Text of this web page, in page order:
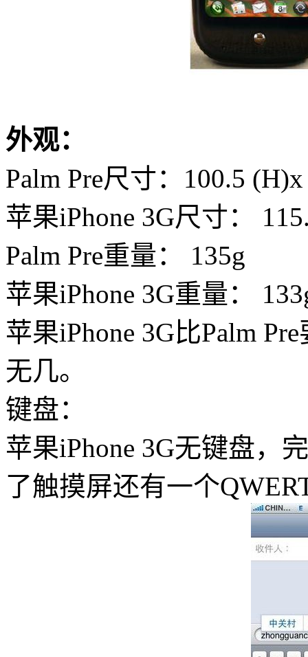
外观：
Palm Pre尺寸： 100.5
苹果iPhone 3G尺寸：
Palm Pre重量：
135g
苹果iPhone 3G重量：
苹果iPhone 3G 比Palm Pre
无几。
键盘：
苹果iPhone 3G无键盘，
了触摸屏还有一个